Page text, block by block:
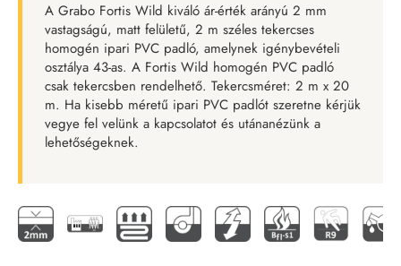
A Grabo Fortis Wild kiváló ár-érték arányú 2 mm
vastagságú, matt felületű, 2 m széles tekercses
homogén ipari PVC padló, amelynek igénybevételi
osztálya 43-as. A Fortis Wild homogén PVC padló
csak tekercsben rendelhető. Tekercsméret: 2 m x 20
m. Ha kisebb méretű ipari PVC padlót szeretne kérjük
vegye fel velünk a kapcsolatot és utánanézünk a
lehetőségeknek.